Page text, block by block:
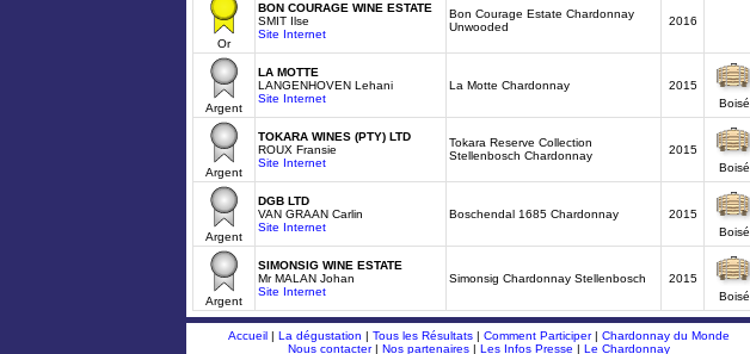
Or
BON COURAGE WINE ESTATE
SMIT Ilse
Site Internet
Bon Courage Estate Chardonnay
Unwooded
2016
Argent
LA MOTTE
LANGENHOVEN Lehani
Site Internet
La Motte Chardonnay
2015
Boisé
Argent
TOKARA WINES (PTY) LTD
ROUX Fransie
Site Internet
Tokara Reserve Collection
Stellenbosch Chardonnay
2015
Boisé
Argent
DGB LTD
VAN GRAAN Carlin
Site Internet
Boschendal 1685 Chardonnay
2015
Boisé
Argent
SIMONSIG WINE ESTATE
Mr MALAN Johan
Site Internet
Simonsig Chardonnay Stellenbosch
2015
Boisé
Accueil| La dégustation | Tous les Résultats| Comment Participer| Chardonnay du Monde
Nous contacter| Nos partenaires| Les Infos Presse | Le Chardonnay